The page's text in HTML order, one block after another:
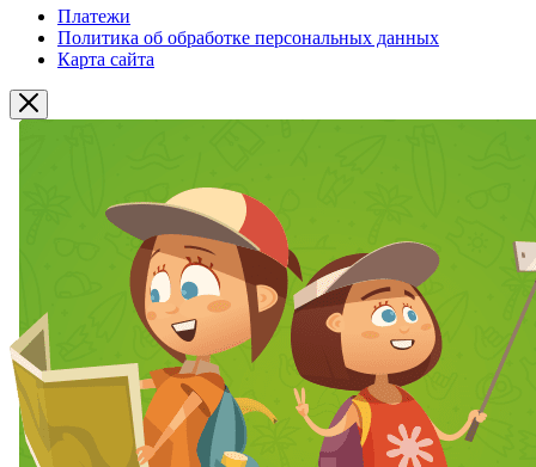
Платежи
Политика об обработке персональных данных
Карта сайта